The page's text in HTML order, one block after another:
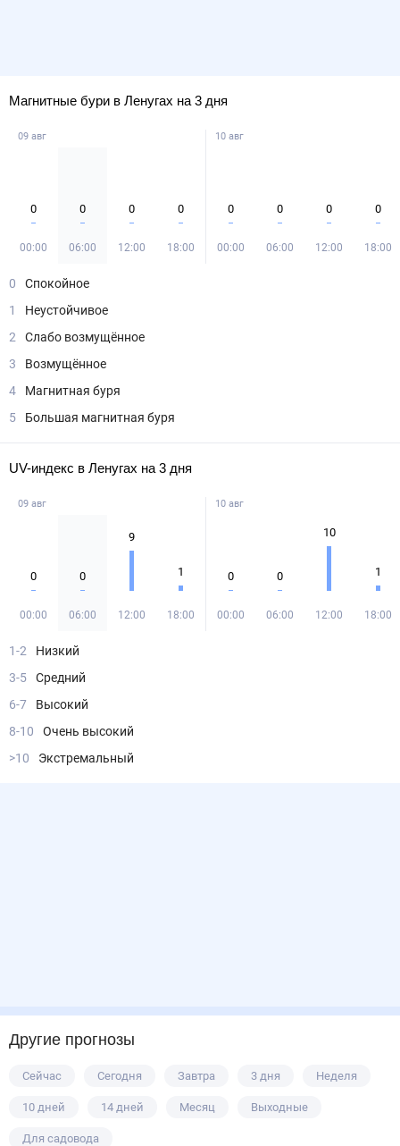
Магнитные бури в Ленугах на 3 дня
09 авг
0
00:00
0
06:00
0
12:00
0
18:00
10 авг
0
00:00
0
06:00
0
12:00
0
18:00
0
Спокойное
1
Неустойчивое
2
Слабо возмущённое
3
Возмущённое
4
Магнитная буря
5
Большая магнитная буря
UV-индекс в Ленугах на 3 дня
09 авг
0
00:00
0
06:00
9
12:00
1
18:00
10 авг
0
00:00
0
06:00
10
12:00
1
18:00
1-2
Низкий
3-5
Средний
6-7
Высокий
8-10
Очень высокий
>10
Экстремальный
Другие прогнозы
Сейчас Сегодня Завтра 3 дня Неделя
10 дней 14 дней Месяц Выходные
Для садовода